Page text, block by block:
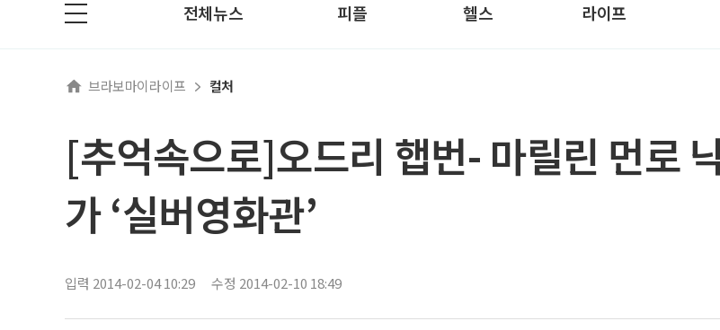
전체뉴스 피플 헬스 라이프
브라보마이라이프 컬처
[추억속으로]오드리 햅번- 마릴린 먼로
가 ‘실버영화관’
입력 2014-02-04 10:29 수정 2014-02-10 18:49